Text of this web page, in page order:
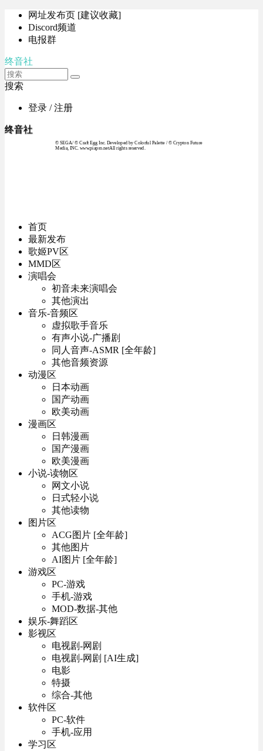
网址发布页 [建议收藏]
Discord频道
电报群
终音社
搜索
登录 / 注册
终音社
© SEGA / © Craft Egg Inc. Developed by Colorful Palette / © Crypton Future
Media, INC. www.piapro.netAll rights reserved.
首页
最新发布
歌姬PV区
MMD区
演唱会
初音未来演唱会
其他演出
音乐-音频区
虚拟歌手音乐
有声小说-广播剧
同人音声-ASMR [全年龄]
其他音频资源
动漫区
日本动画
国产动画
欧美动画
漫画区
日韩漫画
国产漫画
欧美漫画
小说-读物区
网文小说
日式轻小说
其他读物
图片区
ACG图片 [全年龄]
其他图片
AI图片 [全年龄]
游戏区
PC-游戏
手机-游戏
MOD-数据-其他
娱乐-舞蹈区
影视区
电视剧-网剧
电视剧-网剧 [AI生成]
电影
特摄
综合-其他
软件区
PC-软件
手机-应用
学习区